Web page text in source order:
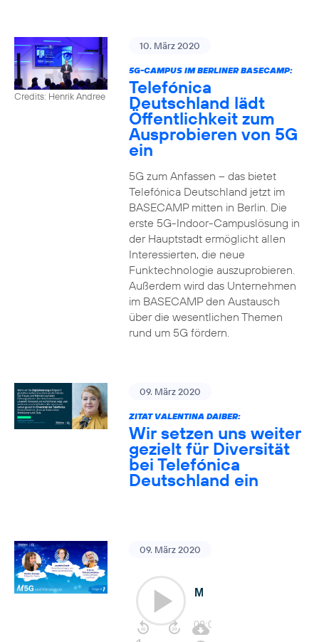
Credits: Henrik Andree
10. März 2020
5G-CAMPUS IM BERLINER BASECAMP:
Telefónica
Deutschland lädt
Öffentlichkeit zum
Ausprobieren von 5G
ein
5G zum Anfassen – das bietet
Telefónica Deutschland jetzt im
BASECAMP mitten in Berlin. Die
erste 5G-Indoor-Campuslösung in
der Hauptstadt ermöglicht allen
Interessierten, die neue
Funktechnologie auszuprobieren.
Außerdem wird das Unternehmen
im BASECAMP den Austausch
über die wesentlichen Themen
rund um 5G fördern.
09. März 2020
ZITAT VALENTINA DAIBER:
Wir setzen uns weiter
gezielt für Diversität
bei Telefónica
Deutschland ein
09. März 2020